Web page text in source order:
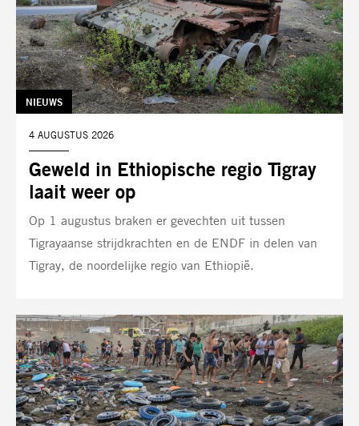
Geweld in Ethiopische regio Tigray
laait weer op
TAG:
NIEUWS
DATUM:
4 AUGUSTUS 2026
Op 1 augustus braken er gevechten uit tussen
Tigrayaanse strijdkrachten en de ENDF in delen van
Tigray, de noordelijke regio van Ethiopië.